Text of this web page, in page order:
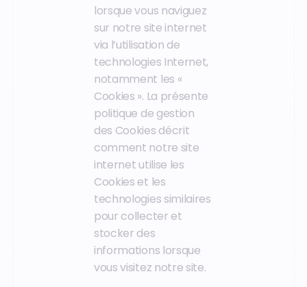
lorsque vous naviguez
sur notre site internet
via l’utilisation de
technologies Internet,
notamment les «
Cookies ». La présente
politique de gestion
des Cookies décrit
comment notre site
internet utilise les
Cookies et les
technologies similaires
pour collecter et
stocker des
informations lorsque
vous visitez notre site.